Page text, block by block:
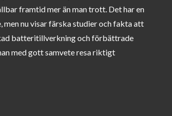
framtid mer än man trott. Det har en
nu visar färska studier och fakta att
batteritillverkning och förbättrade
med gott samvete resa riktigt